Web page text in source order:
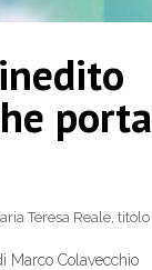
porta
Teresa Reale titolo
Marco Colavecchio